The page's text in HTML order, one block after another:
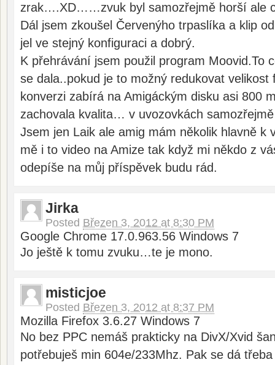
zrak….XD……zvuk byl samozřejmě horší ale
Dál jsem zkoušel Červenýho trpaslíka a klip
jel ve stejný konfiguraci a dobrý.
K přehrávání jsem použil program Moovid.To
se dala..pokud je to možný redukovat velikost
konverzi zabírá na Amigáckým disku asi 800
zachovala kvalita… v uvozovkách
Jsem jen Laik ale amig mám několik hlavně k
mě i to video na Amize tak když mi někdo z
odepíše na můj příspěvek budu rád.
Jirka
Posted Březen 3, 2012 at 8:30 PM
Google Chrome 17.0.963.56 Windows 7
Jo ještě k tomu zvuku…te je mono.
misticjoe
Posted Březen 3, 2012 at 8:37 PM
Mozilla Firefox 3.6.27 Windows 7
No bez PPC nemáš prakticky na DivX/Xvid
potřebuješ min 604e/233Mhz. Pak se dá